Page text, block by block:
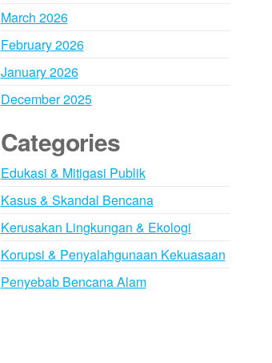
March 2026
February 2026
January 2026
December 2025
Categories
Edukasi & Mitigasi Publik
Kasus & Skandal Bencana
Kerusakan Lingkungan & Ekologi
Korupsi & Penyalahgunaan Kekuasaan
Penyebab Bencana Alam